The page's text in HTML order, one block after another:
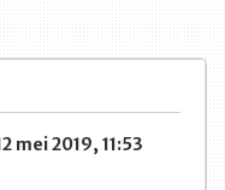
mei 2019, 11:53